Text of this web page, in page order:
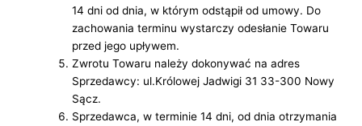
14 dni od dnia, w którym odstąpił od umowy. Do
zachowania terminu wystarczy odesłanie Towaru
przed jego upływem.
Zwrotu Towaru należy dokonywać na adres
Sprzedawcy: ul.Królowej Jadwigi 31 33-300 Nowy
Sącz.
Sprzedawca, w terminie 14 dni, od dnia otrzymania